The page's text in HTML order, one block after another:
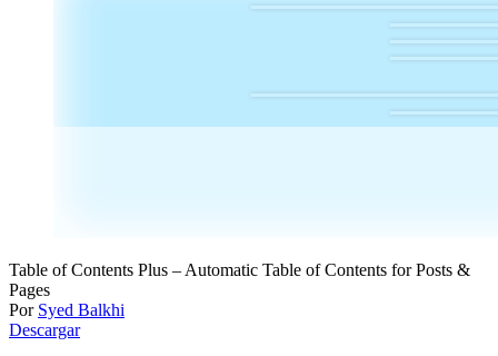
Table of Contents Plus – Automatic Table of Contents for Posts &
Pages
Por Syed Balkhi
Descargar